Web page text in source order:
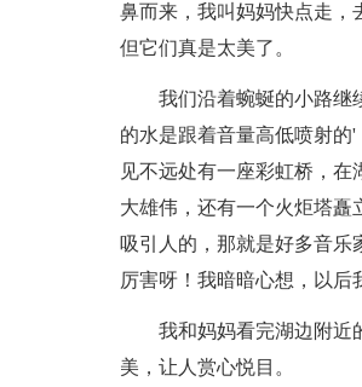
鼻而来，我叫妈妈快点走，
但它们真是太美了。
我们沿着蜿蜒的小路继
的水是跟着音量高低喷射的
见不远处有一座彩虹桥，
大雄伟，还有一个火炬塔矗
吸引人的，那就是好多音
厉害呀！我暗暗心想，以后
我和妈妈看完湖边附近
美，让人赏心悦目。